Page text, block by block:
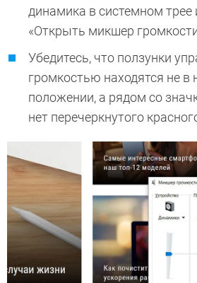
динамика в системном трее
«Открыть микшер
Убедитесь, что ползунки
громкостью находятся не в
положении, а рядом со
нет перечеркнутого